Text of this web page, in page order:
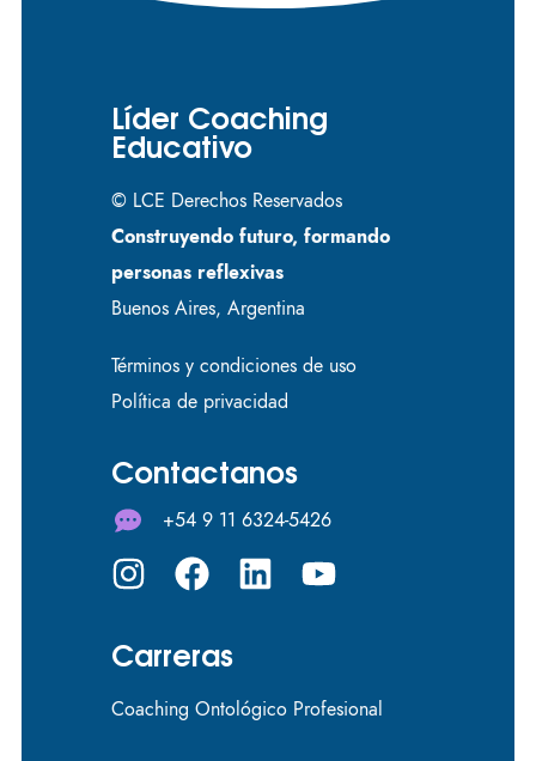
Líder Coaching
Educativo
© LCE Derechos Reservados
Construyendo futuro, formando
personas reflexivas
Buenos Aires, Argentina
Términos y condiciones de uso
Política de privacidad
Contactanos
+54 9 11 6324-5426
Carreras
Coaching Ontológico Profesional